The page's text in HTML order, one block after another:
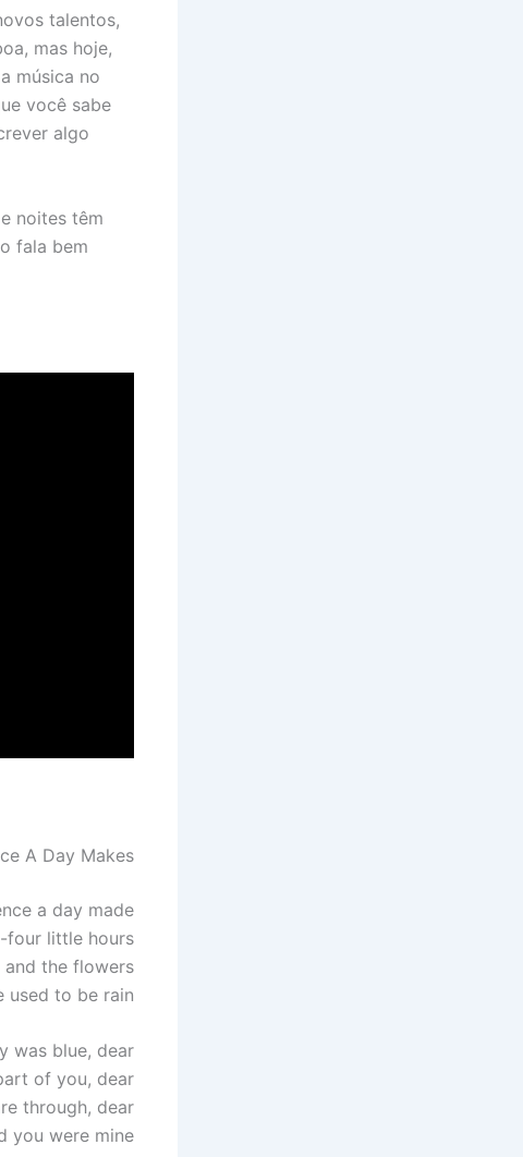
talentos,
mas hoje,
música no
você sabe
algo
noites têm
fala bem
A Day Makes
a day made
four little hours
and the flowers
used to be rain
was blue, dear
of you, dear
through, dear
you were mine